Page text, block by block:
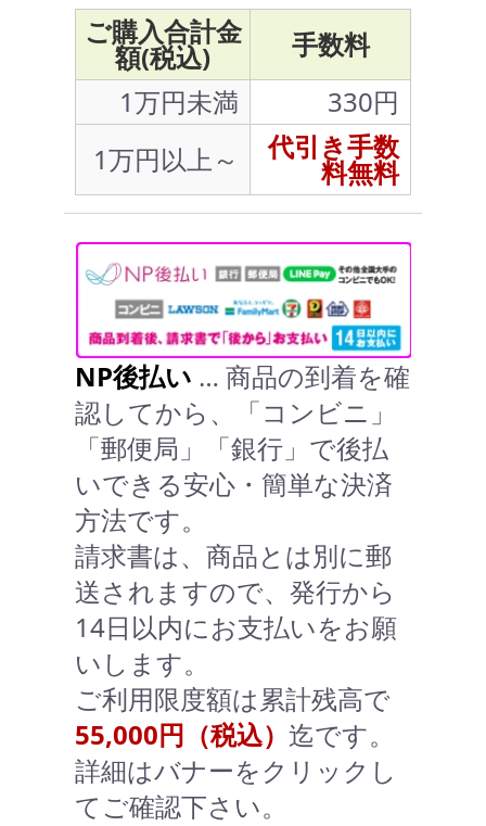
ご購入合計金
額(税込)
手数料
1万円未満
330円
1万円以上～
代引き手数
料無料
NP後払い … 商品の到着を確
認してから、「コンビニ」
「郵便局」「銀行」で後払
いできる安心・簡単な決済
方法です。
請求書は、商品とは別に郵
送されますので、発行から
14日以内にお支払いをお願
いします。
ご利用限度額は累計残高で
55,000円（税込） 迄です。
詳細はバナーをクリックし
てご確認下さい。